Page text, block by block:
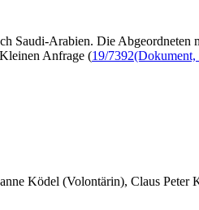
Arabien. Die Abgeordneten
Anfrage (19/7392(Dokument,
Ködel (Volontärin), Claus Peter